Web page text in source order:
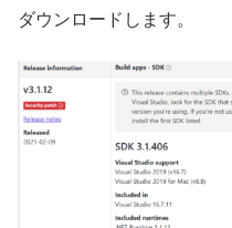
ダウンロードします。